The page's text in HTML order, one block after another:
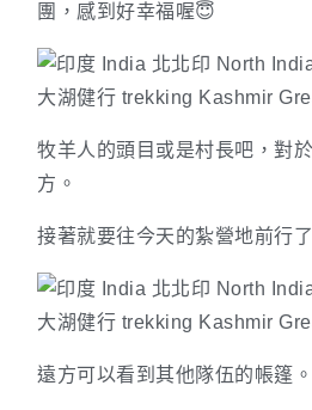
團，感到好幸福喔😇
牧羊人的頭目或是村長吧，對
方。
接著就要往今天的紮營地前行了
遠方可以看到其他隊伍的帳篷。